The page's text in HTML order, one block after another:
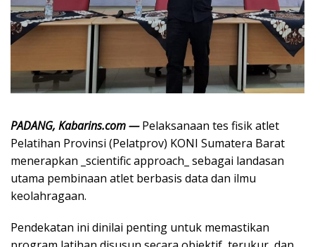
PADANG, Kabarins.com — Pelaksanaan tes fisik atlet
Pelatihan Provinsi (Pelatprov) KONI Sumatera Barat
menerapkan _scientific approach_ sebagai landasan
utama pembinaan atlet berbasis data dan ilmu
keolahragaan.
Pendekatan ini dinilai penting untuk memastikan